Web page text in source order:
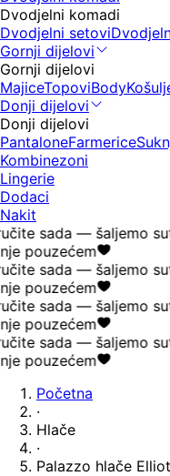
Dvodjelni komadi
Dvodjelni setovi
Gornji dijelovi
Gornji dijelovi
MajiceTopoviBody
Donji dijelovi
Donji dijelovi
PantaloneFarmerice
Kombinezoni
Lingerie
Dodaci
Nakit
sada — šaljemo
pouzećem
sada — šaljemo
pouzećem
sada — šaljemo
pouzećem
sada — šaljemo
pouzećem
Početna
·
Hlače
·
Palazzo hlače